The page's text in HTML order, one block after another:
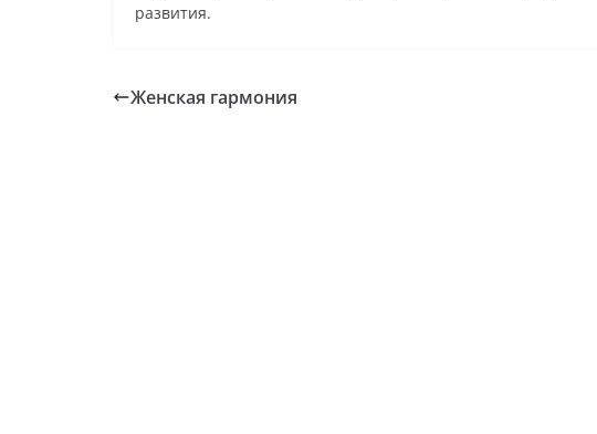
развития.
Женская гармония